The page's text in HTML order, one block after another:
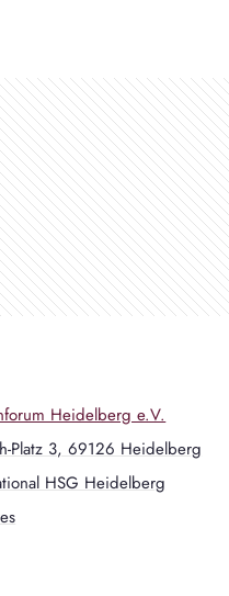
Heidelberg e.V.
Platz 3, 69126 Heidelberg
HSG Heidelberg